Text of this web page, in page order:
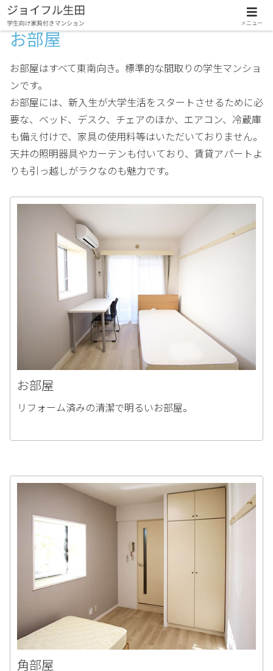
お部屋
お部屋はすべて東南向き。標準的な間取りの学生マンショ
ンです。
お部屋には、新入生が大学生活をスタートさせるために必
要な、ベッド、デスク、チェアのほか、エアコン、冷蔵庫
も備え付けで、家具の使用料等はいただいておりません。
天井の照明器具やカーテンも付いており、賃貸アパートよ
りも引っ越しがラクなのも魅力です。
お部屋
リフォーム済みの清潔で明るいお部屋。
角部屋
メニュー